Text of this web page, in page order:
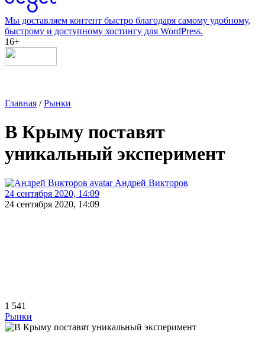
Мы доставляем контент быстро благодаря самому удобному,
быстрому и доступному хостингу для WordPress.
16+
Главная /Рынки
В Крыму поставят
уникальный эксперимент
Андрей Викторов
24 сентября 2020, 14:09
24 сентября 2020, 14:09
1 541
Рынки